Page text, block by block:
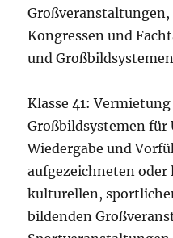
Kongressen und
und Großbildsystemen
Klasse 41:
Großbildsystemen für
Wiedergabe und
aufgezeichneten
kulturellen,
bildenden